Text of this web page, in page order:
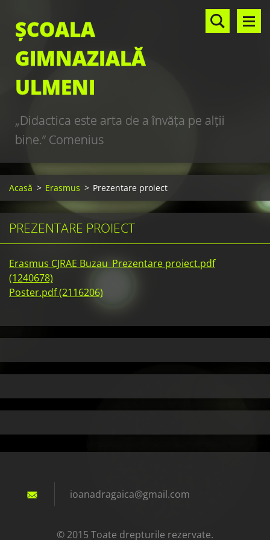
ȘCOALA
GIMNAZIALĂ
ULMENI
„Didactica este arta de a învăţa pe alţii
bine.” Comenius
Acasă > Erasmus > Prezentare proiect
PREZENTARE PROIECT
Erasmus CJRAE Buzau_Prezentare proiect.pdf
(1240678)
Poster.pdf (2116206)
ioanadragaica@gmail.com
© 2015 Toate drepturile rezervate.